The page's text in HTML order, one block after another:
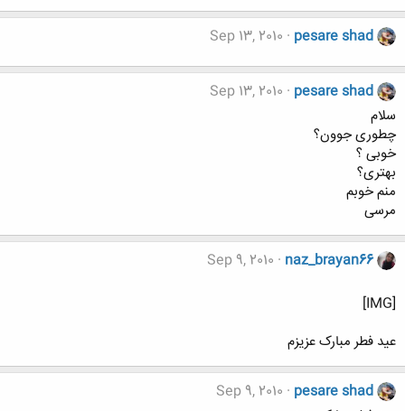
pesare shad
Sep 13, 2010
pesare shad
Sep 13, 2010
سلام
چطوری جوون؟
خوبی ؟
بهتری؟
منم خوبم
مرسی
naz_brayan66
Sep 9, 2010
[IMG]
عید فطر مبارک عزیزم
pesare shad
Sep 9, 2010